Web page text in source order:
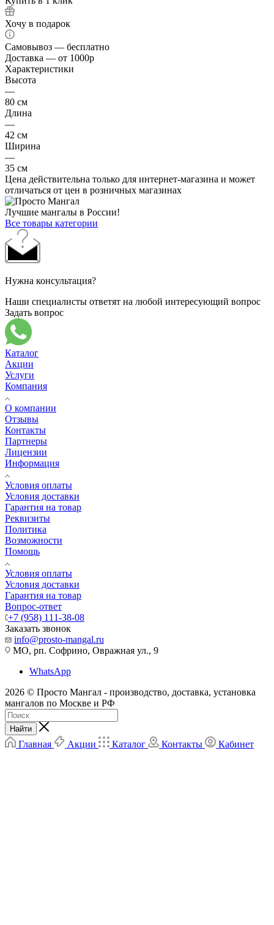
Хочу в подарок
Самовывоз — бесплатно
Доставка — от 1000р
Характеристики
Высота
—
80 см
Длина
—
42 см
Ширина
—
35 см
Цена действительна только для интернет-магазина и может
отличаться от цен в розничных магазинах
Лучшие мангалы в России!
Все товары категории
Нужна консультация?
Наши специалисты ответят на любой интересующий вопрос
Задать вопрос
Каталог
Акции
Услуги
Компания
О компании
Отзывы
Контакты
Партнеры
Лицензии
Информация
Условия оплаты
Условия доставки
Гарантия на товар
Реквизиты
Политика
Возможности
Помощь
Условия оплаты
Условия доставки
Гарантия на товар
Вопрос-ответ
+7 (958) 111-38-08
Заказать звонок
info@prosto-mangal.ru
МО, рп. Софрино, Овражная ул., 9
WhatsApp
2026 © Просто Мангал - производство, доставка, установка
мангалов по Москве и РФ
Найти
Главная Акции Каталог Контакты Кабинет